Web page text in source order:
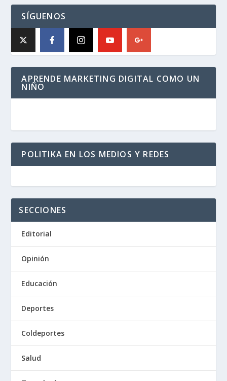
SÍGUENOS
APRENDE MARKETING DIGITAL COMO UN
NIÑO
POLITIKA EN LOS MEDIOS Y REDES
SECCIONES
Editorial
Opinión
Educación
Deportes
Coldeportes
Salud